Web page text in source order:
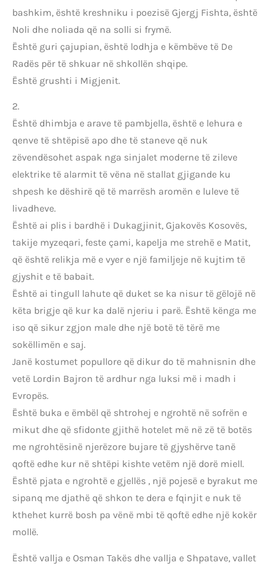
bashkim, është kreshniku i poezisë Gjergj Fishta, është
Noli dhe noliada që na solli si frymë.
Është guri çajupian, është lodhja e këmbëve të De
Radës për të shkuar në shkollën shqipe.
Është grushti i Migjenit.
2.
Është dhimbja e arave të pambjella, është e lehura e
qenve të shtëpisë apo dhe të staneve që nuk
zëvendësohet aspak nga sinjalet moderne të zileve
elektrike të alarmit të vëna në stallat gjigande ku
shpesh ke dëshirë që të marrësh aromën e luleve të
livadheve.
Është ai plis i bardhë i Dukagjinit, Gjakovës Kosovës,
takije myzeqari, feste çami, kapelja me strehë e Matit,
që është relikja më e vyer e një familjeje në kujtim të
gjyshit e të babait.
Është ai tingull lahute që duket se ka nisur të gëlojë në
këta brigje që kur ka dalë njeriu i parë. Është kënga me
iso që sikur zgjon male dhe një botë të tërë me
sokëllimën e saj.
Janë kostumet popullore që dikur do të mahnisnin dhe
vetë Lordin Bajron të ardhur nga luksi më i madh i
Evropës.
Është buka e ëmbël që shtrohej e ngrohtë në sofrën e
mikut dhe që sfidonte gjithë hotelet më në zë të botës
me ngrohtësinë njerëzore bujare të gjyshërve tanë
qoftë edhe kur në shtëpi kishte vetëm një dorë miell.
Është pjata e ngrohtë e gjellës , një pojesë e byrakut me
sipanq me djathë që shkon te dera e fqinjit e nuk të
kthehet kurrë bosh pa vënë mbi të qoftë edhe një kokër
mollë.
Është vallja e Osman Takës dhe vallja e Shpatave, vallet